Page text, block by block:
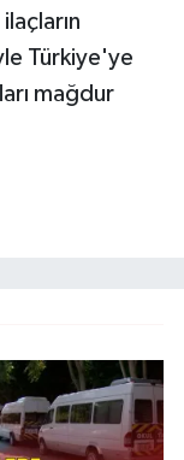
Türkiye'ye
mağdur